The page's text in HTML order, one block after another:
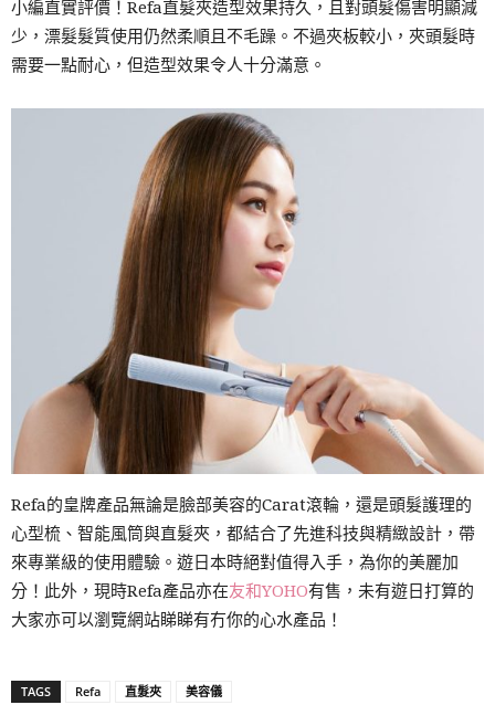
小編直實評價！Refa直髮夾造型效果持久，且對頭髮傷害明顯減
少，漂髮髮質使用仍然柔順且不毛躁。不過夾板較小，夾頭髮時
需要一點耐心，但造型效果令人十分滿意。
Refa的皇牌產品無論是臉部美容的Carat滾輪，還是頭髮護理的
心型梳、智能風筒與直髮夾，都結合了先進科技與精緻設計，帶
來專業級的使用體驗。遊日本時絕對值得入手，為你的美麗加
分！此外，現時Refa產品亦在友和YOHO有售，未有遊日打算的
大家亦可以瀏覽網站睇睇有冇你的心水產品！
TAGS Refa 直髮夾 美容儀